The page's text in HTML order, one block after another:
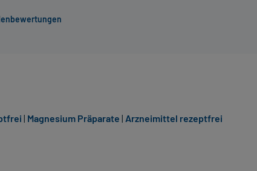
| Magnesium Präparate | Arzneimittel rezeptfrei